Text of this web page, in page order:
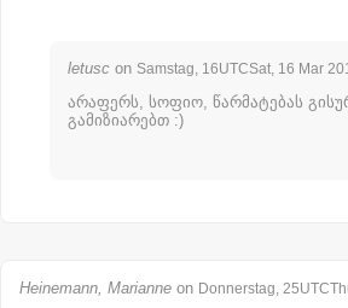
letusc on Samstag, 16UTCSat, 16 Mar
არაფერს, სოფიო, წარმატებას
გამიზიარებთ :)
Heinemann, Marianne on Donnerstag,